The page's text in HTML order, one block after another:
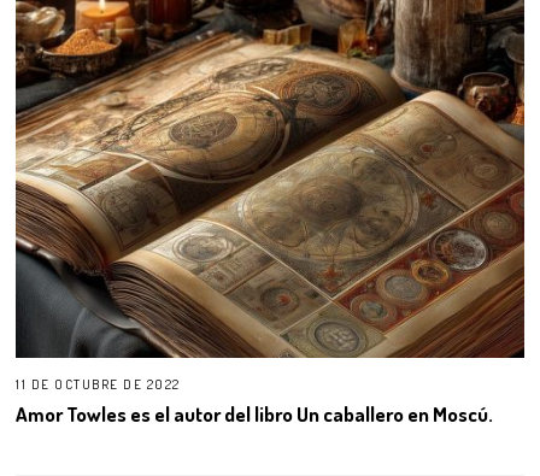
11 DE OCTUBRE DE 2022
Amor Towles es el autor del libro Un caballero en Moscú.